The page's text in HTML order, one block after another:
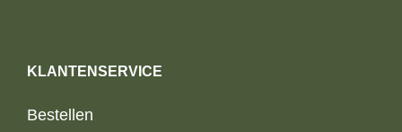
KLANTENSERVICE
Bestellen